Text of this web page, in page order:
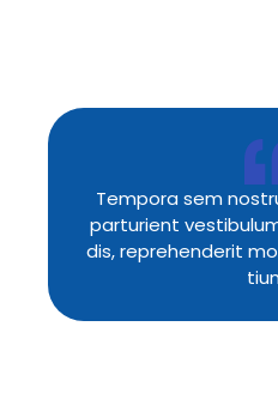
Tempora sem
parturient
dis, reprehenderit